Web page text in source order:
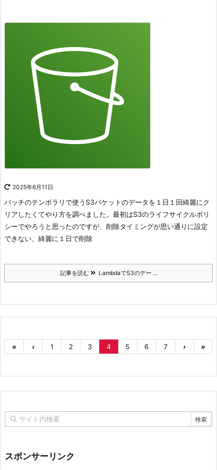
2025年6月11日
バッチのテンポラリで使うS3バケットのデータを１日１回綺麗にク
リアしたくてやり方を調べました。 最初はS3のライフサイクルポリ
シーでやろうと思ったのですが、削除タイミングが思い通りに設定
できない、綺麗に１日で削除
記事を読む LambdaでS3のデー ...
« ‹ 1 2 3 4 5 6 7 › »
スポンサーリンク